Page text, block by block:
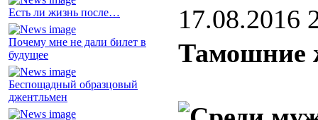
Есть ли жизнь после…
Почему мне не дали билет в
будущее
Беспощадный образцовый
джентльмен
17.08.2016
Тамошние